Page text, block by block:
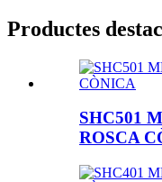
Productes
SHC501
ROSCA